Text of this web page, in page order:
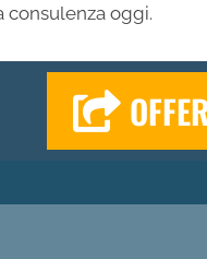
consulenza oggi.